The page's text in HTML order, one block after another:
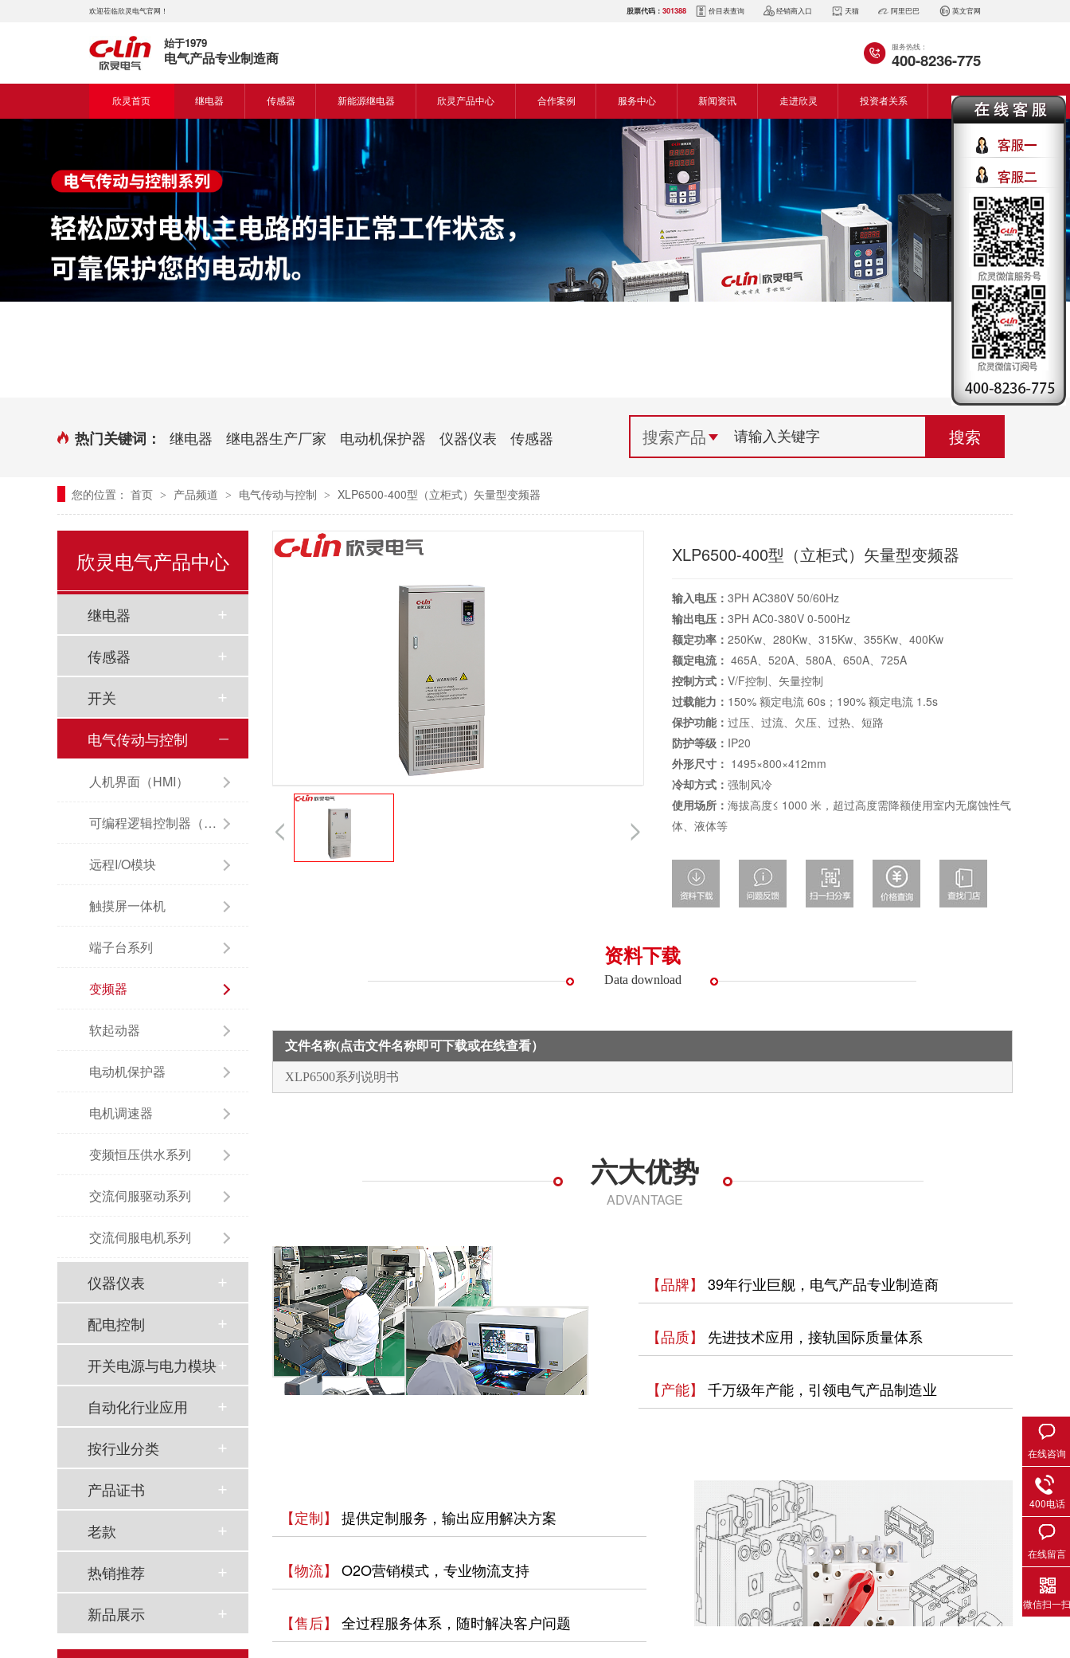
价目表查询 经销商入口 天猫 阿里巴巴 英文官网
欢迎莅临欣灵电气官网！ 股票代码：301388
始于1979
电气产品专业制造商
服务热线：
400-8236-775
欣灵首页 继电器
时间继电器
固体继电器
计数继电器
液位继电器
新能源继电器
传感器
接近开关
光电开关
编码器
热电偶
新能源继电器
新能源交流继电器
新能源直流继电器
欣灵产品中心
电气传动与控制
合作案例
塑料机械行业
建筑机械行业
服务中心
营销网络
服务热线
电商平台
下载中心
常见问题
技术支持
新闻资讯
新闻动态
展会资讯
电气百科
常见问答
走进欣灵
企业简介
董事长致词
企业风采
专利证书
组织机构
联系欣灵
投资者关系
热门关键词： 继电器 继电器生产厂家 电动机保护器 仪器仪表 传感器
您的位置： 首页 > 产品频道 > 电气传动与控制 > XLP6500-400型（立柜式）矢量型变频器
XLP6500-400型（立柜式）矢量型变频器
输入电压：3PH AC380V 50/60Hz
输出电压：3PH AC0-380V 0-500Hz
额定功率：250Kw、280Kw、315Kw、355Kw、400Kw
额定电流： 465A、520A、580A、650A、725A
控制方式：V/F控制、矢量控制
过载能力： 150% 额定电流 60s；190% 额定电流 1.5s
保护功能：过压、过流、欠压、过热、短路
防护等级： IP20
外形尺寸： 1495×800×412mm
冷却方式：强制风冷
使用场所：海拔高度≤ 1000 米，超过高度需降额使用室内无腐蚀性气
体、液体等
资料下载
Data download
文件名称(点击文件名称即可下载或在线查看）
XLP6500系列说明书
六大优势
ADVANTAGE
【品牌】 39年行业巨舰，电气产品专业制造商
【品质】 先进技术应用，接轨国际质量体系
【产能】 千万级年产能，引领电气产品制造业
【定制】 提供定制服务，输出应用解决方案
【物流】 O2O营销模式，专业物流支持
【售后】 全过程服务体系，随时解决客户问题
欣灵电气产品中心
继电器
传感器
开关
电气传动与控制
人机界面（HMI）
可编程逻辑控制器（PLC）
远程I/O模块
触摸屏一体机
端子台系列
变频器
软起动器
电动机保护器
电机调速器
变频恒压供水系列
交流伺服驱动系列
交流伺服电机系列
仪器仪表
配电控制
开关电源与电力模块
自动化行业应用
按行业分类
产品证书
老款
热销推荐
新品展示
在线咨询
400电话
在线留言
微信扫一扫